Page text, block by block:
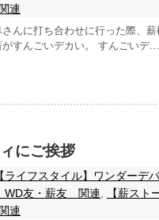
連
んに打ち合わせに行った際、
すんごいデカい。 すんごいデ...
にご挨拶
【ライフスタイル】ワンダーデ
WD友・薪友 関連 【薪ス
連